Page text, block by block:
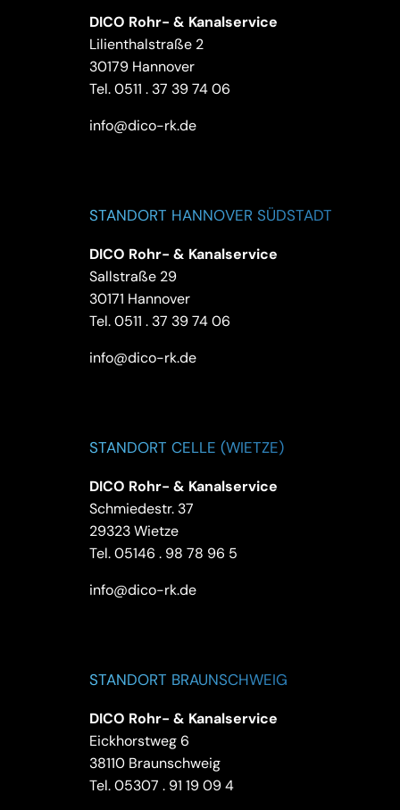
DICO Rohr- & Kanalservice
Lilienthalstraße 2
30179 Hannover
Tel.0511 . 37 39 74 06
info@dico-rk.de
STANDORT HANNOVER SÜDSTADT
DICO Rohr- & Kanalservice
Sallstraße 29
30171 Hannover
Tel.0511 . 37 39 74 06
info@dico-rk.de
STANDORT CELLE (WIETZE)
DICO Rohr- & Kanalservice
Schmiedestr. 37
29323 Wietze
Tel.05146 . 98 78 96 5
info@dico-rk.de
STANDORT BRAUNSCHWEIG
DICO Rohr- & Kanalservice
Eickhorstweg 6
38110 Braunschweig
Tel.05307 . 91 19 09 4